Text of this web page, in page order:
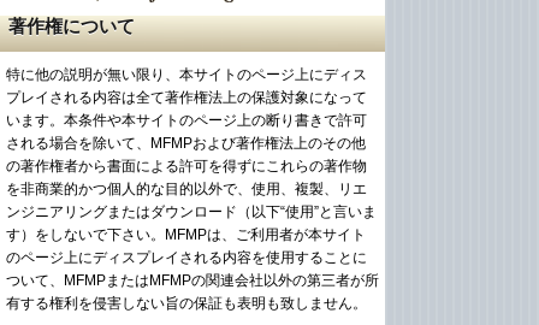
著作権について
特に他の説明が無い限り、本サイトのページ上にディス
プレイされる内容は全て著作権法上の保護対象になって
います。本条件や本サイトのページ上の断り書きで許可
される場合を除いて、MFMPおよび著作権法上のその他
の著作権者から書面による許可を得ずにこれらの著作物
を非商業的かつ個人的な目的以外で、使用、複製、リエ
ンジニアリングまたはダウンロード（以下“使用”と言いま
す）をしないで下さい。MFMPは、ご利用者が本サイト
のページ上にディスプレイされる内容を使用することに
ついて、MFMPまたはMFMPの関連会社以外の第三者が所
有する権利を侵害しない旨の保証も表明も致しません。